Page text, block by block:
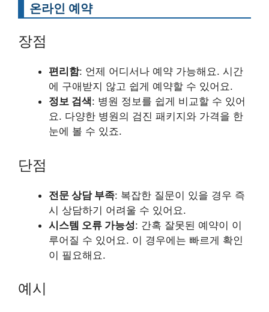
온라인 예약
장점
편리함: 언제 어디서나 예약 가능해요. 시간
에 구애받지 않고 쉽게 예약할 수 있어요.
정보 검색: 병원 정보를 쉽게 비교할 수 있어
요. 다양한 병원의 검진 패키지와 가격을 한
눈에 볼 수 있죠.
단점
전문 상담 부족: 복잡한 질문이 있을 경우 즉
시 상담하기 어려울 수 있어요.
시스템 오류 가능성: 간혹 잘못된 예약이 이
루어질 수 있어요. 이 경우에는 빠르게 확인
이 필요해요.
예시